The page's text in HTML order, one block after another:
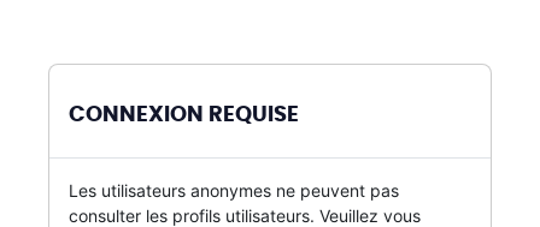
CONNEXION REQUISE
Les utilisateurs anonymes ne peuvent pas
consulter les profils utilisateurs. Veuillez vous